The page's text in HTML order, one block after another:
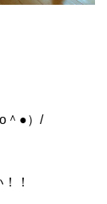
o＾●）/
！